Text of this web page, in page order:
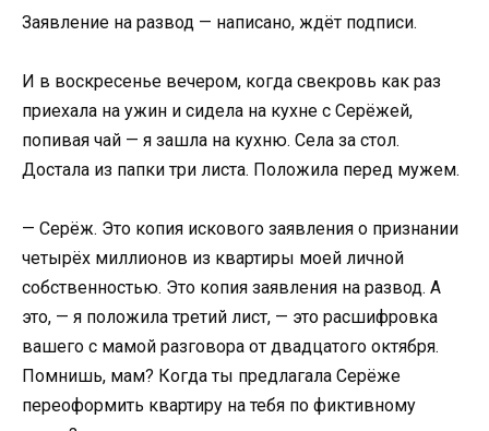
Заявление на развод — написано, ждёт подписи.
И в воскресенье вечером, когда свекровь как раз
приехала на ужин и сидела на кухне с Серёжей,
попивая чай — я зашла на кухню. Села за стол.
Достала из папки три листа. Положила перед мужем.
— Серёж. Это копия искового заявления о признании
четырёх миллионов из квартиры моей личной
собственностью. Это копия заявления на развод. А
это, — я положила третий лист, — это расшифровка
вашего с мамой разговора от двадцатого октября.
Помнишь, мам? Когда ты предлагала Серёже
переоформить квартиру на тебя по фиктивному